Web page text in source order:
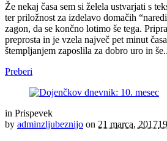
Že nekaj časa sem si želela ustvarjati s
ter priložnost za izdelavo domačih
zagon, da se končno lotimo še tega.
preprosta in je vzela največ pet minut
štempljanjem zaposlila za dobro uro in
Preberi
in Prispevek
by adminzljubeznijo on 21 marca, 2017